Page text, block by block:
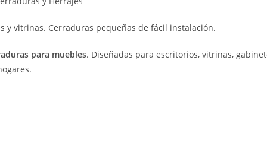
y vitrinas. Cerraduras pequeñas de fácil instalación.
para muebles. Diseñadas para escritorios, vitrinas,